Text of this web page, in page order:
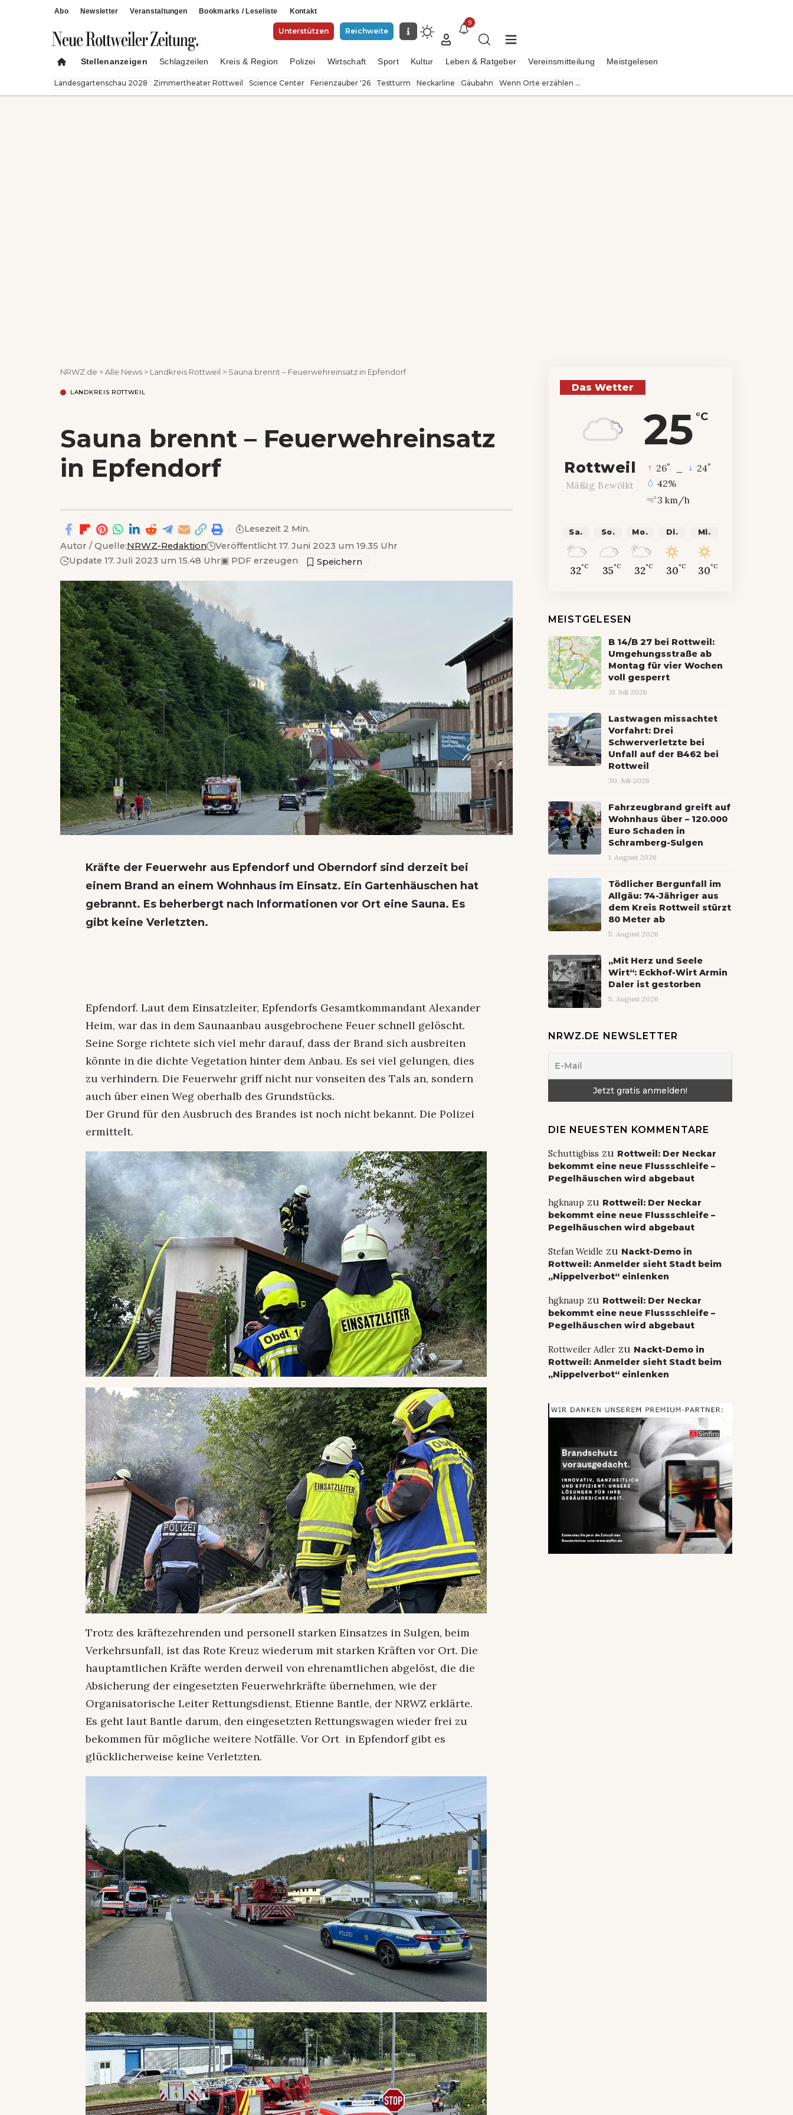
Abo Newsletter Veranstaltungen Bookmarks / Leseliste Kontakt
Unterstützen Reichweite
9
Stellenanzeigen Schlagzeilen Kreis & Region Polizei Wirtschaft Sport Kultur Leben & Ratgeber Vereinsmitteilung Meistgelesen
Landesgartenschau 2028 Zimmertheater Rottweil Science Center Ferienzauber '26 Testturm Neckarline Gäubahn Wenn Orte erzählen ...
NRWZ.de >Alle News > Landkreis Rottweil > Sauna brennt – Feuerwehreinsatz in Epfendorf
LANDKREIS ROTTWEIL
Sauna brennt – Feuerwehreinsatz
in Epfendorf
Autor / Quelle:NRWZ-Redaktion
Veröffentlicht 17. Juni 2023 um 19.35 Uhr
Update 17. Juli 2023 um 15.48 Uhr▣ PDF erzeugen
Lesezeit 2 Min.
Kräfte der Feuerwehr aus Epfendorf und Oberndorf sind derzeit bei
einem Brand an einem Wohnhaus im Einsatz. Ein Gartenhäuschen hat
gebrannt. Es beherbergt nach Informationen vor Ort eine Sauna. Es
gibt keine Verletzten.
Epfendorf. Laut dem Einsatzleiter, Epfendorfs Gesamtkommandant Alexander
Heim, war das in dem Saunaanbau ausgebrochene Feuer schnell gelöscht.
Seine Sorge richtete sich viel mehr darauf, dass der Brand sich ausbreiten
könnte in die dichte Vegetation hinter dem Anbau. Es sei viel gelungen, dies
zu verhindern. Die Feuerwehr griff nicht nur vonseiten des Tals an, sondern
auch über einen Weg oberhalb des Grundstücks.
Der Grund für den Ausbruch des Brandes ist noch nicht bekannt. Die Polizei
ermittelt.
Trotz des kräftezehrenden und personell starken Einsatzes in Sulgen, beim
Verkehrsunfall, ist das Rote Kreuz wiederum mit starken Kräften vor Ort. Die
hauptamtlichen Kräfte werden derweil von ehrenamtlichen abgelöst, die die
Absicherung der eingesetzten Feuerwehrkräfte übernehmen, wie der
Organisatorische Leiter Rettungsdienst, Etienne Bantle, der NRWZ erklärte.
Es geht laut Bantle darum, den eingesetzten Rettungswagen wieder frei zu
bekommen für mögliche weitere Notfälle. Vor Ort in Epfendorf gibt es
glücklicherweise keine Verletzten.
Das Wetter
25 °C
Rottweil
Mäßig Bewölkt
26° 24°
42%
3 km/h
Sa.
32°C
So.
35°C
Mo.
32°C
Di.
30°C
Mi.
30°C
MEISTGELESEN
B 14/B 27 bei Rottweil:
Umgehungsstraße ab
Montag für vier Wochen
voll gesperrt
31. Juli 2026
Lastwagen missachtet
Vorfahrt: Drei
Schwerverletzte bei
Unfall auf der B462 bei
Rottweil
30. Juli 2026
Fahrzeugbrand greift auf
Wohnhaus über – 120.000
Euro Schaden in
Schramberg-Sulgen
1. August 2026
Tödlicher Bergunfall im
Allgäu: 74-Jähriger aus
dem Kreis Rottweil stürzt
80 Meter ab
5. August 2026
„Mit Herz und Seele
Wirt“: Eckhof-Wirt Armin
Daler ist gestorben
5. August 2026
NRWZ.DE NEWSLETTER
DIE NEUESTEN KOMMENTARE
Schuttigbiss zu Rottweil: Der Neckar
bekommt eine neue Flussschleife –
Pegelhäuschen wird abgebaut
hgknaupzu Rottweil: Der Neckar
bekommt eine neue Flussschleife –
Pegelhäuschen wird abgebaut
Stefan Weidle zu Nackt-Demo in
Rottweil: Anmelder sieht Stadt beim
„Nippelverbot“ einlenken
hgknaupzu Rottweil: Der Neckar
bekommt eine neue Flussschleife –
Pegelhäuschen wird abgebaut
Rottweiler Adlerzu Nackt-Demo in
Rottweil: Anmelder sieht Stadt beim
„Nippelverbot“ einlenken